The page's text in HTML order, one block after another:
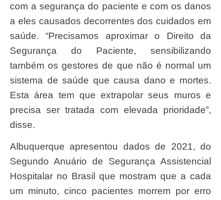
com a segurança do paciente e com os danos
a eles causados decorrentes dos cuidados em
saúde. “Precisamos aproximar o Direito da
Segurança do Paciente, sensibilizando
também os gestores de que não é normal um
sistema de saúde que causa dano e mortes.
Esta área tem que extrapolar seus muros e
precisa ser tratada com elevada prioridade”,
disse.
Albuquerque apresentou dados de 2021, do
Segundo Anuário de Segurança Assistencial
Hospitalar no Brasil que mostram que a cada
um minuto, cinco pacientes morrem por erro